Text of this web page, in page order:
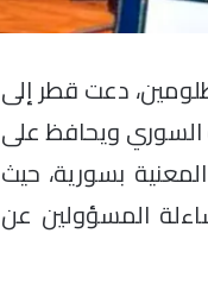
دعت قطر إلى
ويحافظ على
بسورية، حيث
المسؤولين عن